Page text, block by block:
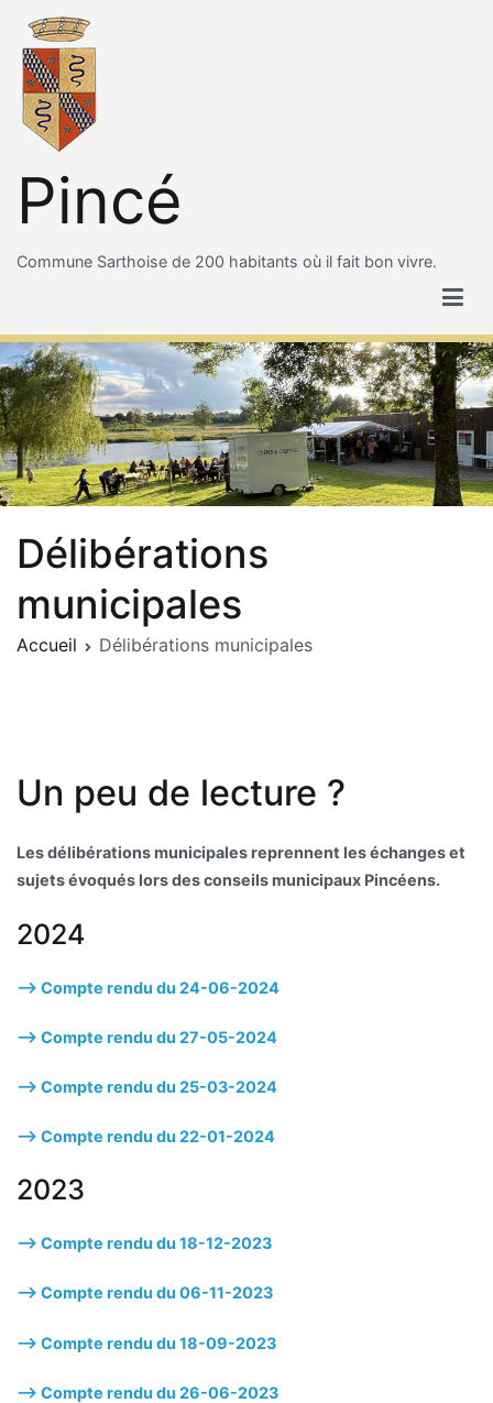
contenu
Pincé
Commune Sarthoise de 200 habitants où il fait bon vivre.
Délibérations
municipales
Accueil Délibérations municipales
Un peu de lecture ?
Les délibérations municipales reprennent les échanges et
sujets évoqués lors des conseils municipaux Pincéens.
2024
—> Compte rendu du 24-06-2024
—> Compte rendu du 27-05-2024
—> Compte rendu du 25-03-2024
—> Compte rendu du 22-01-2024
2023
—> Compte rendu du 18-12-2023
—> Compte rendu du 06-11-2023
—> Compte rendu du 18-09-2023
—> Compte rendu du 26-06-2023